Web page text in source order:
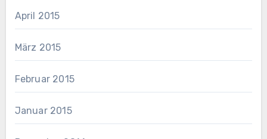
April 2015
März 2015
Februar 2015
Januar 2015